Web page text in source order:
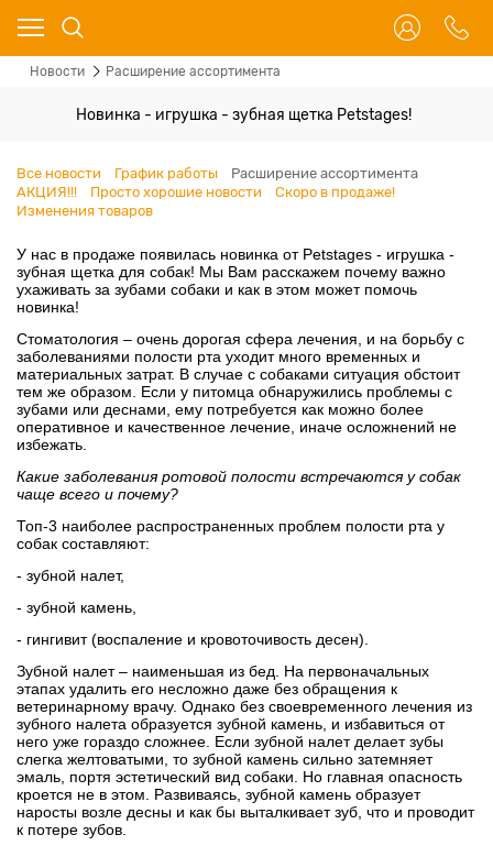
Новости Расширение ассортимента
Новинка - игрушка - зубная щетка Petstages!
Все новости График работы
Расширение ассортимента
АКЦИЯ!!!
Просто хорошие новости
Скоро в продаже!
Изменения товаров
У нас в продаже появилась новинка от Petstages - игрушка -
зубная щетка для собак! Мы Вам расскажем почему важно
ухаживать за зубами собаки и как в этом может помочь
новинка!
Стоматология – очень дорогая сфера лечения, и на борьбу с
заболеваниями полости рта уходит много временных и
материальных затрат. В случае с собаками ситуация обстоит
тем же образом. Если у питомца обнаружились проблемы с
зубами или деснами, ему потребуется как можно более
оперативное и качественное лечение, иначе осложнений не
избежать.
Какие заболевания ротовой полости встречаются у собак
чаще всего и почему?
Топ-3 наиболее распространенных проблем полости рта у
собак составляют:
- зубной налет,
- зубной камень,
- гингивит (воспаление и кровоточивость десен).
Зубной налет – наименьшая из бед. На первоначальных
этапах удалить его несложно даже без обращения к
ветеринарному врачу. Однако без своевременного лечения из
зубного налета образуется зубной камень, и избавиться от
него уже гораздо сложнее. Если зубной налет делает зубы
слегка желтоватыми, то зубной камень сильно затемняет
эмаль, портя эстетический вид собаки. Но главная опасность
кроется не в этом. Развиваясь, зубной камень образует
наросты возле десны и как бы выталкивает зуб, что и проводит
к потере зубов.